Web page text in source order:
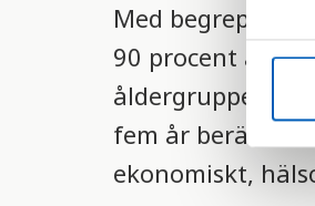
e
n
t
e
l
e
Med begreppet
90 procent av
åldergruppen 0-
fem år berättar
ekonomiskt,